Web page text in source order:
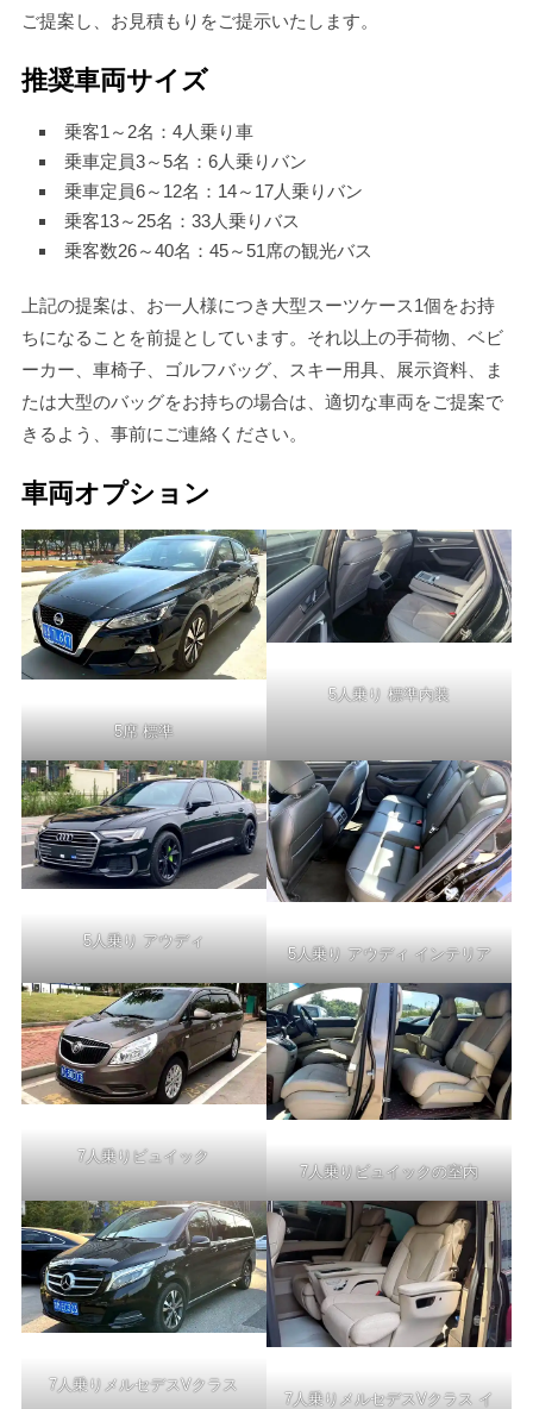
ご提案し、お見積もりをご提示いたします。
推奨車両サイズ
乗客1～2名：4人乗り車
乗車定員3～5名：6人乗りバン
乗車定員6～12名：14～17人乗りバン
乗客13～25名：33人乗りバス
乗客数26～40名：45～51席の観光バス
上記の提案は、お一人様につき大型スーツケース1個をお持
ちになることを前提としています。それ以上の手荷物、ベビ
ーカー、車椅子、ゴルフバッグ、スキー用具、展示資料、ま
たは大型のバッグをお持ちの場合は、適切な車両をご提案で
きるよう、事前にご連絡ください。
車両オプション
5席 標準
5人乗り 標準内装
5人乗り アウディ
5人乗り アウディ インテリア
7人乗りビュイック
7人乗りビュイックの室内
7人乗りメルセデスVクラス
7人乗りメルセデスVクラス イ